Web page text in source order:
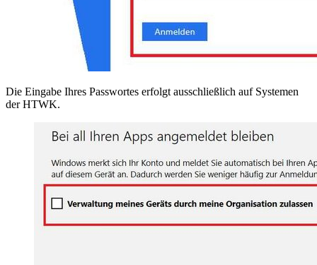
Die Eingabe Ihres Passwortes erfolgt ausschließlich auf Systemen
der HTWK.